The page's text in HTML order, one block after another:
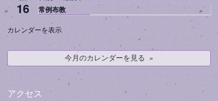
16 常例布教
カレンダーを表示
今月のカレンダーを見る
アクセス